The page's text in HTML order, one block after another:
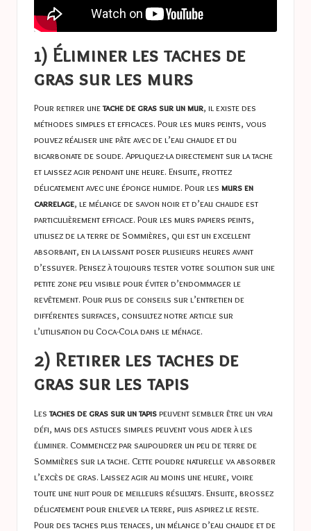
1) Éliminer les taches de
gras sur les murs
Pour retirer unetache de gras sur un mur, il existe des
méthodes simples et efficaces. Pour les murs peints, vous
pouvez réaliser une pâte avec de l’eau chaude et du
bicarbonate de soude. Appliquez-la directement sur la tache
et laissez agir pendant une heure. Ensuite, frottez
délicatement avec une éponge humide. Pour les murs en
carrelage, le mélange de savon noir et d’eau chaude est
particulièrement efficace. Pour les murs papiers peints,
utilisez de la terre de Sommières, qui est un excellent
absorbant, en la laissant poser plusieurs heures avant
d’essuyer. Pensez à toujours tester votre solution sur une
petite zone peu visible pour éviter d’endommager le
revêtement. Pour plus de conseils sur l’entretien de
différentes surfaces, consultez notre article sur
l’utilisation du Coca-Cola dans le ménage.
2) Retirer les taches de
gras sur les tapis
Lestaches de gras sur un tapispeuvent sembler être un vrai
défi, mais des astuces simples peuvent vous aider à les
éliminer. Commencez par saupoudrer un peu de terre de
Sommières sur la tache. Cette poudre naturelle va absorber
l’excès de gras. Laissez agir au moins une heure, voire
toute une nuit pour de meilleurs résultats. Ensuite, brossez
délicatement pour enlever la terre, puis aspirez le reste.
Pour des taches plus tenaces, un mélange d’eau chaude et de